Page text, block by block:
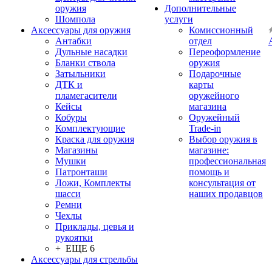
оружия
Шомпола
Аксессуары для оружия
Антабки
Дульные насадки
Бланки ствола
Затыльники
ДТК и
пламегасители
Кейсы
Кобуры
Комплектующие
Краска для оружия
Магазины
Мушки
Патронташи
Ложи, Комплекты
шасси
Ремни
Чехлы
Приклады, цевья и
рукоятки
+ ЕЩЕ 6
Аксессуары для стрельбы
Дополнительные
услуги
Комиссионный
отдел
Переоформление
оружия
Подарочные
карты
оружейного
магазина
Оружейный
Trade-in
Выбор оружия в
магазине:
профессиональная
помощь и
консультация от
наших продавцов